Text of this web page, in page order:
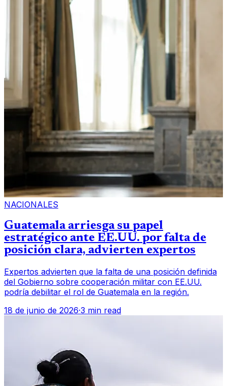
NACIONALES
Guatemala arriesga su papel
estratégico ante EE.UU. por falta de
posición clara, advierten expertos
Expertos advierten que la falta de una posición definida
del Gobierno sobre cooperación militar con EE.UU.
podría debilitar el rol de Guatemala en la región.
18 de junio de 2026·3 min read